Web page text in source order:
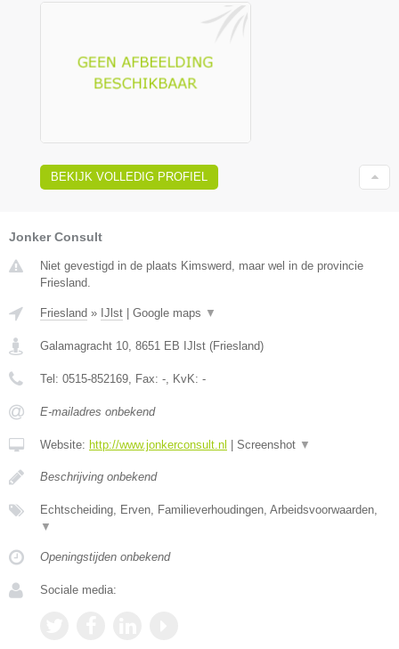
BEKIJK VOLLEDIG PROFIEL
Jonker Consult
Niet gevestigd in de plaats Kimswerd, maar wel in de provincie
Friesland.
Friesland » IJlst | Google maps ▼
Galamagracht 10 8651 EB IJlst (Friesland)
Tel: 0515-852169 , Fax: - , KvK: -
E-mailadres onbekend
Website: http://www.jonkerconsult.nl | Screenshot ▼
Beschrijving onbekend
Echtscheiding, Erven, Familieverhoudingen, Arbeidsvoorwaarden,
▼
Openingstijden onbekend
Sociale media: